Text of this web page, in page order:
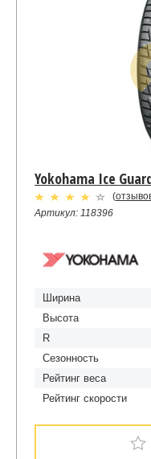
Yokohama Ice
(
Артикул: 118396
Ширина
Высота
R
Сезонность
Рейтинг веса
Рейтинг скорости